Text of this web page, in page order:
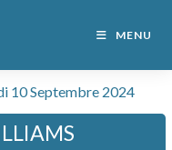
MENU
10 Septembre 2024